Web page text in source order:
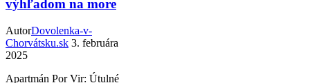
výhľadom na more
AutorDovolenka-v-
Chorvátsku.sk 3. februára
2025
Apartmán Por Vir: Útulné